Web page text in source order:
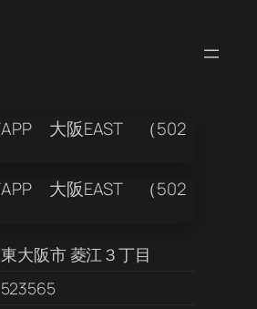
東大阪市 菱江３丁目
523565